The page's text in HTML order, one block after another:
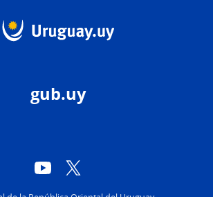
gub.uy
YouTube